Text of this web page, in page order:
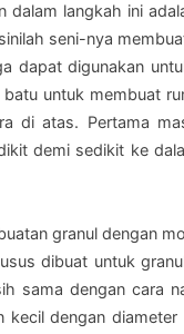
dalam langkah ini
seni-nya
dapat digunakan
untuk membuat
di atas. Pertama
demi sedikit ke
granul dengan
dibuat untuk
sama dengan cara
kecil dengan